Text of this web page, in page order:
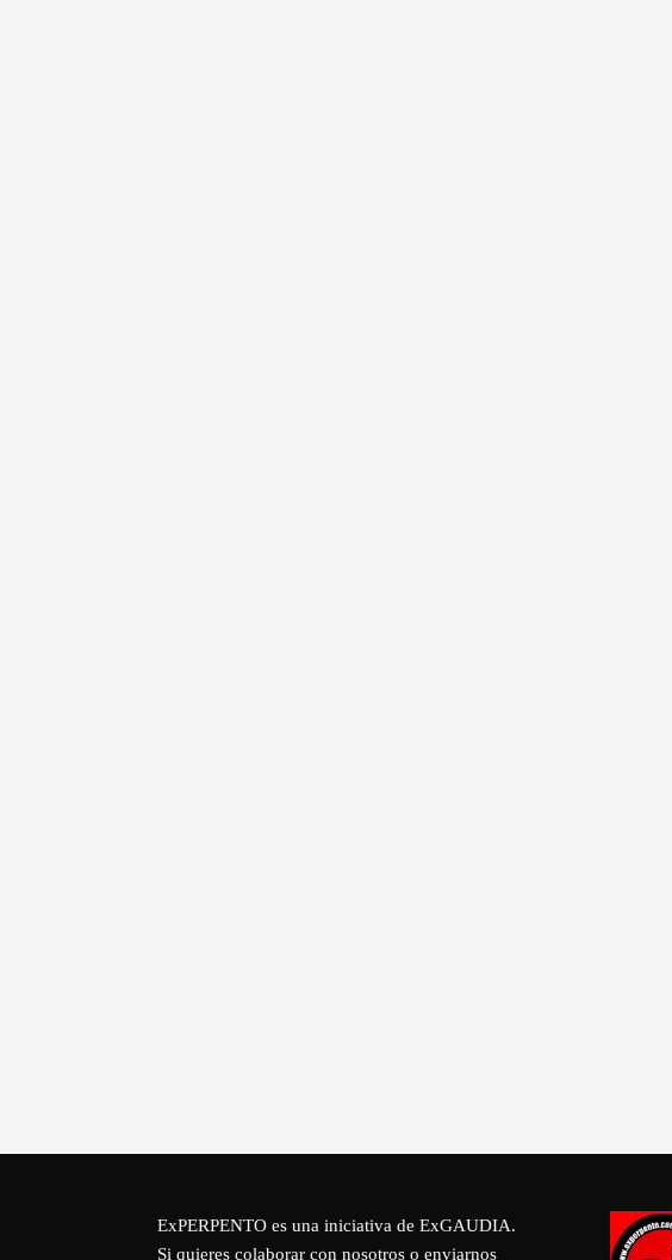
ExPERPENTO es una iniciativa de ExGAUDIA.
Si quieres colaborar con nosotros o enviarnos